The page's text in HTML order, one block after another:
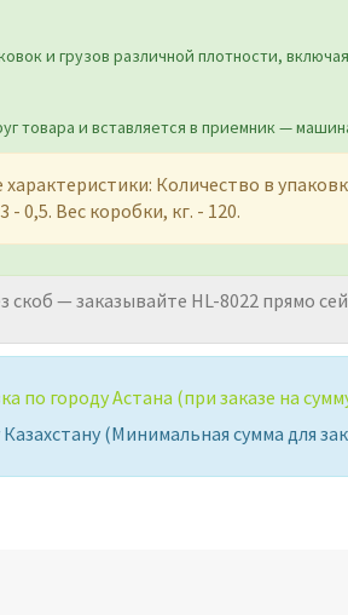
и грузов различной плотности,
товара и вставляется в приемник —
Количество в
0,5. Вес коробки, кг. - 120.
скоб — заказывайте HL-8022 прямо
по городу Астана (при заказе на
(Минимальная сумма для